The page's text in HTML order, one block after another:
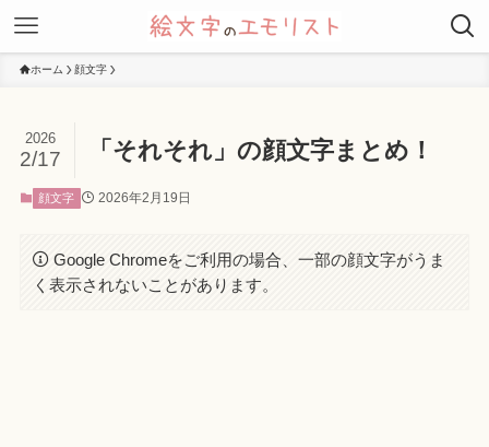
ホーム 顔文字
「それそれ」の顔文字まとめ！
2026
2/17
顔文字 2026年2月19日
Google Chromeをご利用の場合、一部の顔文字がうま
く表示されないことがあります。